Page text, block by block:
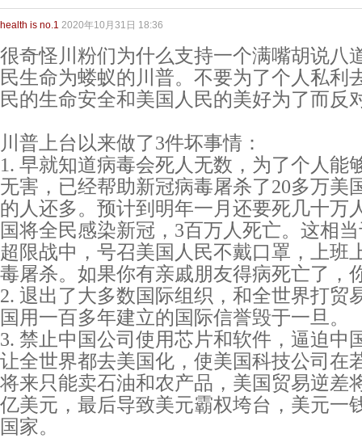
health is no.1 2020年10月31日 18:36
很奇怪川粉们为什么支持一个满嘴胡说八
民生命为蝼蚁的川普。不要为了个人私利
民的生命安全和美国人民的美好为了而反
川普上台以来做了3件坏事情：
1. 早就知道病毒会死人无数，为了个人能
无害，已经帮助新冠病毒屠杀了20多万美
的人还多。预计到明年一月还要死几十万
国将全民感染新冠，3百万人死亡。这相
超限战中，号召美国人民不戴口罩，上班
毒屠杀。如果你有亲戚朋友得病死亡了，
2. 退出了大多数国际组织，和全世界打贸
国用一百多年建立的国际信誉毁于一旦。
3. 禁止中国公司使用芯片和软件，逼迫中
让全世界都去美国化，使美国科技公司在
将来只能卖石油和农产品，美国贸易逆差
亿美元，最后导致美元霸权垮台，美元一
国家。